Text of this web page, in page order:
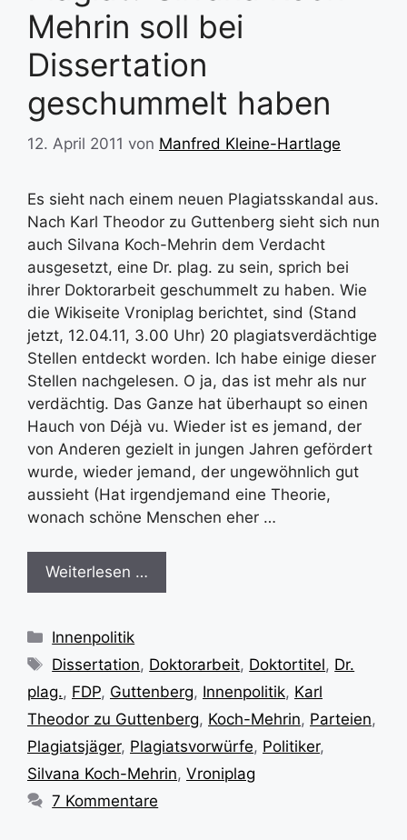
Mehrin soll bei
Dissertation
geschummelt haben
12. April 2011 von Manfred Kleine-Hartlage
Es sieht nach einem neuen Plagiatsskandal aus.
Nach Karl Theodor zu Guttenberg sieht sich nun
auch Silvana Koch-Mehrin dem Verdacht
ausgesetzt, eine Dr. plag. zu sein, sprich bei
ihrer Doktorarbeit geschummelt zu haben. Wie
die Wikiseite Vroniplag berichtet, sind (Stand
jetzt, 12.04.11, 3.00 Uhr) 20 plagiatsverdächtige
Stellen entdeckt worden. Ich habe einige dieser
Stellen nachgelesen. O ja, das ist mehr als nur
verdächtig. Das Ganze hat überhaupt so einen
Hauch von Déjà vu. Wieder ist es jemand, der
von Anderen gezielt in jungen Jahren gefördert
wurde, wieder jemand, der ungewöhnlich gut
aussieht (Hat irgendjemand eine Theorie,
wonach schöne Menschen eher …
Weiterlesen …
Kategorien
Innenpolitik
Schlagwörter
Dissertation, Doktorarbeit, Doktortitel, Dr.
plag., FDP, Guttenberg, Innenpolitik, Karl
Theodor zu Guttenberg, Koch-Mehrin, Parteien,
Plagiatsjäger, Plagiatsvorwürfe, Politiker,
Silvana Koch-Mehrin, Vroniplag
7 Kommentare